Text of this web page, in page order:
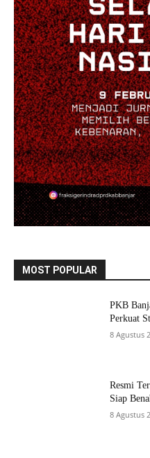
MOST POPULAR
PKB
Perkuat
8 Agustus
Resmi
Siap
8 Agustus